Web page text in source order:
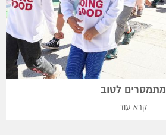
מתמסרים לטוב
קרא עוד